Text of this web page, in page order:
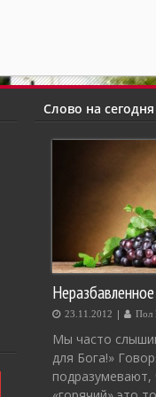
Слово на сегодня
23.11.2012 | Пол
Мы часто
для Бога!»
подразумевают,